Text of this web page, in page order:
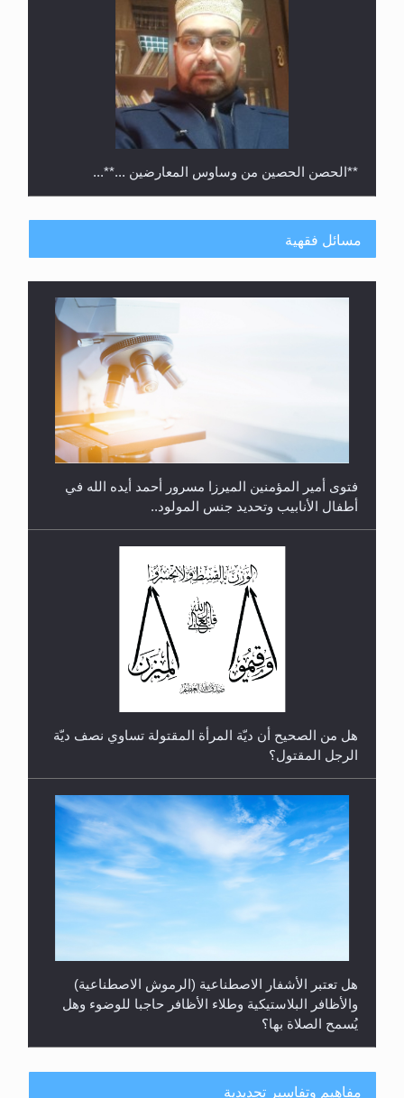
**الحصن الحصين من وساوس المعارضين ...**...
رأيٌ في لغة المسيح الموعود عليه السلام.. 4...
مسائل فقهية
فتوى أمير المؤمنين الميرزا مسرور أحمد أيده الله في
أطفال الأنابيب وتحديد جنس المولود..
هل من الصحيح أن ديّة المرأة المقتولة تساوي نصف ديّة
الرجل المقتول؟
هل تعتبر الأشفار الاصطناعية (الرموش الاصطناعية)
والأظافر البلاستيكية وطلاء الأظافر حاجبا للوضوء وهل
يُسمح الصلاة بها؟
مفاهيم وتفاسير تجديدية